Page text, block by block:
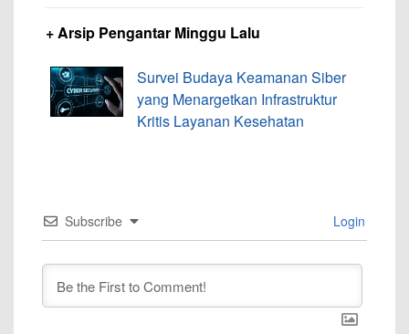
+ Arsip Pengantar Minggu Lalu
Survei Budaya Keamanan Siber
yang Menargetkan Infrastruktur
Kritis Layanan Kesehatan
Subscribe Login